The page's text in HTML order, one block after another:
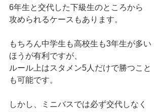
6年生と交代した下級生のところから
攻められるケースもあります。
もちろん中学生も高校生も3年生が多い
ほうが有利ですが、
ルール上はスタメン5人だけで勝つこと
も可能です。
しかし、ミニバスでは必ず交代しなく